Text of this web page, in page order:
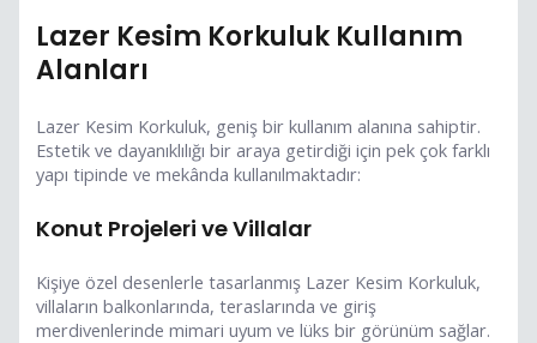
Lazer Kesim Korkuluk Kullanım
Alanları
Lazer Kesim Korkuluk, geniş bir kullanım alanına sahiptir.
Estetik ve dayanıklılığı bir araya getirdiği için pek çok farklı
yapı tipinde ve mekânda kullanılmaktadır:
Konut Projeleri ve Villalar
Kişiye özel desenlerle tasarlanmış Lazer Kesim Korkuluk,
villaların balkonlarında, teraslarında ve giriş
merdivenlerinde mimari uyum ve lüks bir görünüm sağlar.